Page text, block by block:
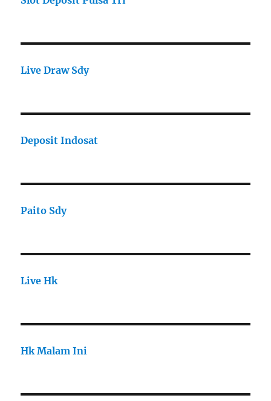
Live Draw Sdy
Deposit Indosat
Paito Sdy
Live Hk
Hk Malam Ini